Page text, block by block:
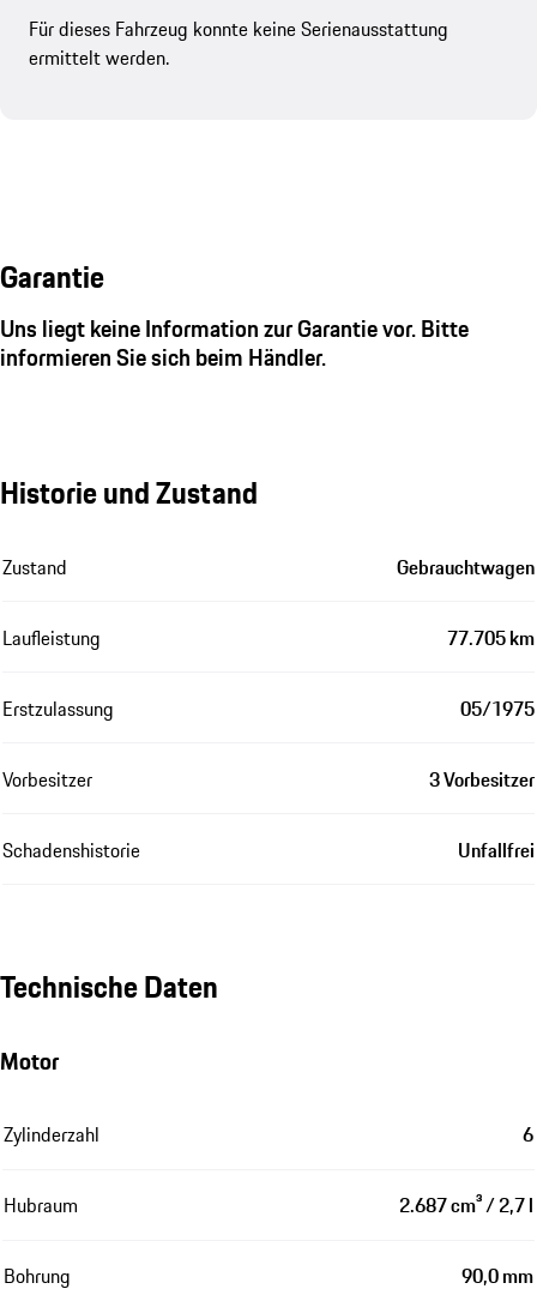
Für dieses Fahrzeug konnte keine Serienausstattung
ermittelt werden.
Garantie
Uns liegt keine Information zur Garantie vor. Bitte
informieren Sie sich beim Händler.
Historie und Zustand
Zustand Gebrauchtwagen
Laufleistung 77.705 km
Erstzulassung 05/1975
Vorbesitzer 3 Vorbesitzer
Schadenshistorie Unfallfrei
Technische Daten
Motor
Zylinderzahl 6
Hubraum 2.687 cm³ / 2,7 l
Bohrung 90,0 mm